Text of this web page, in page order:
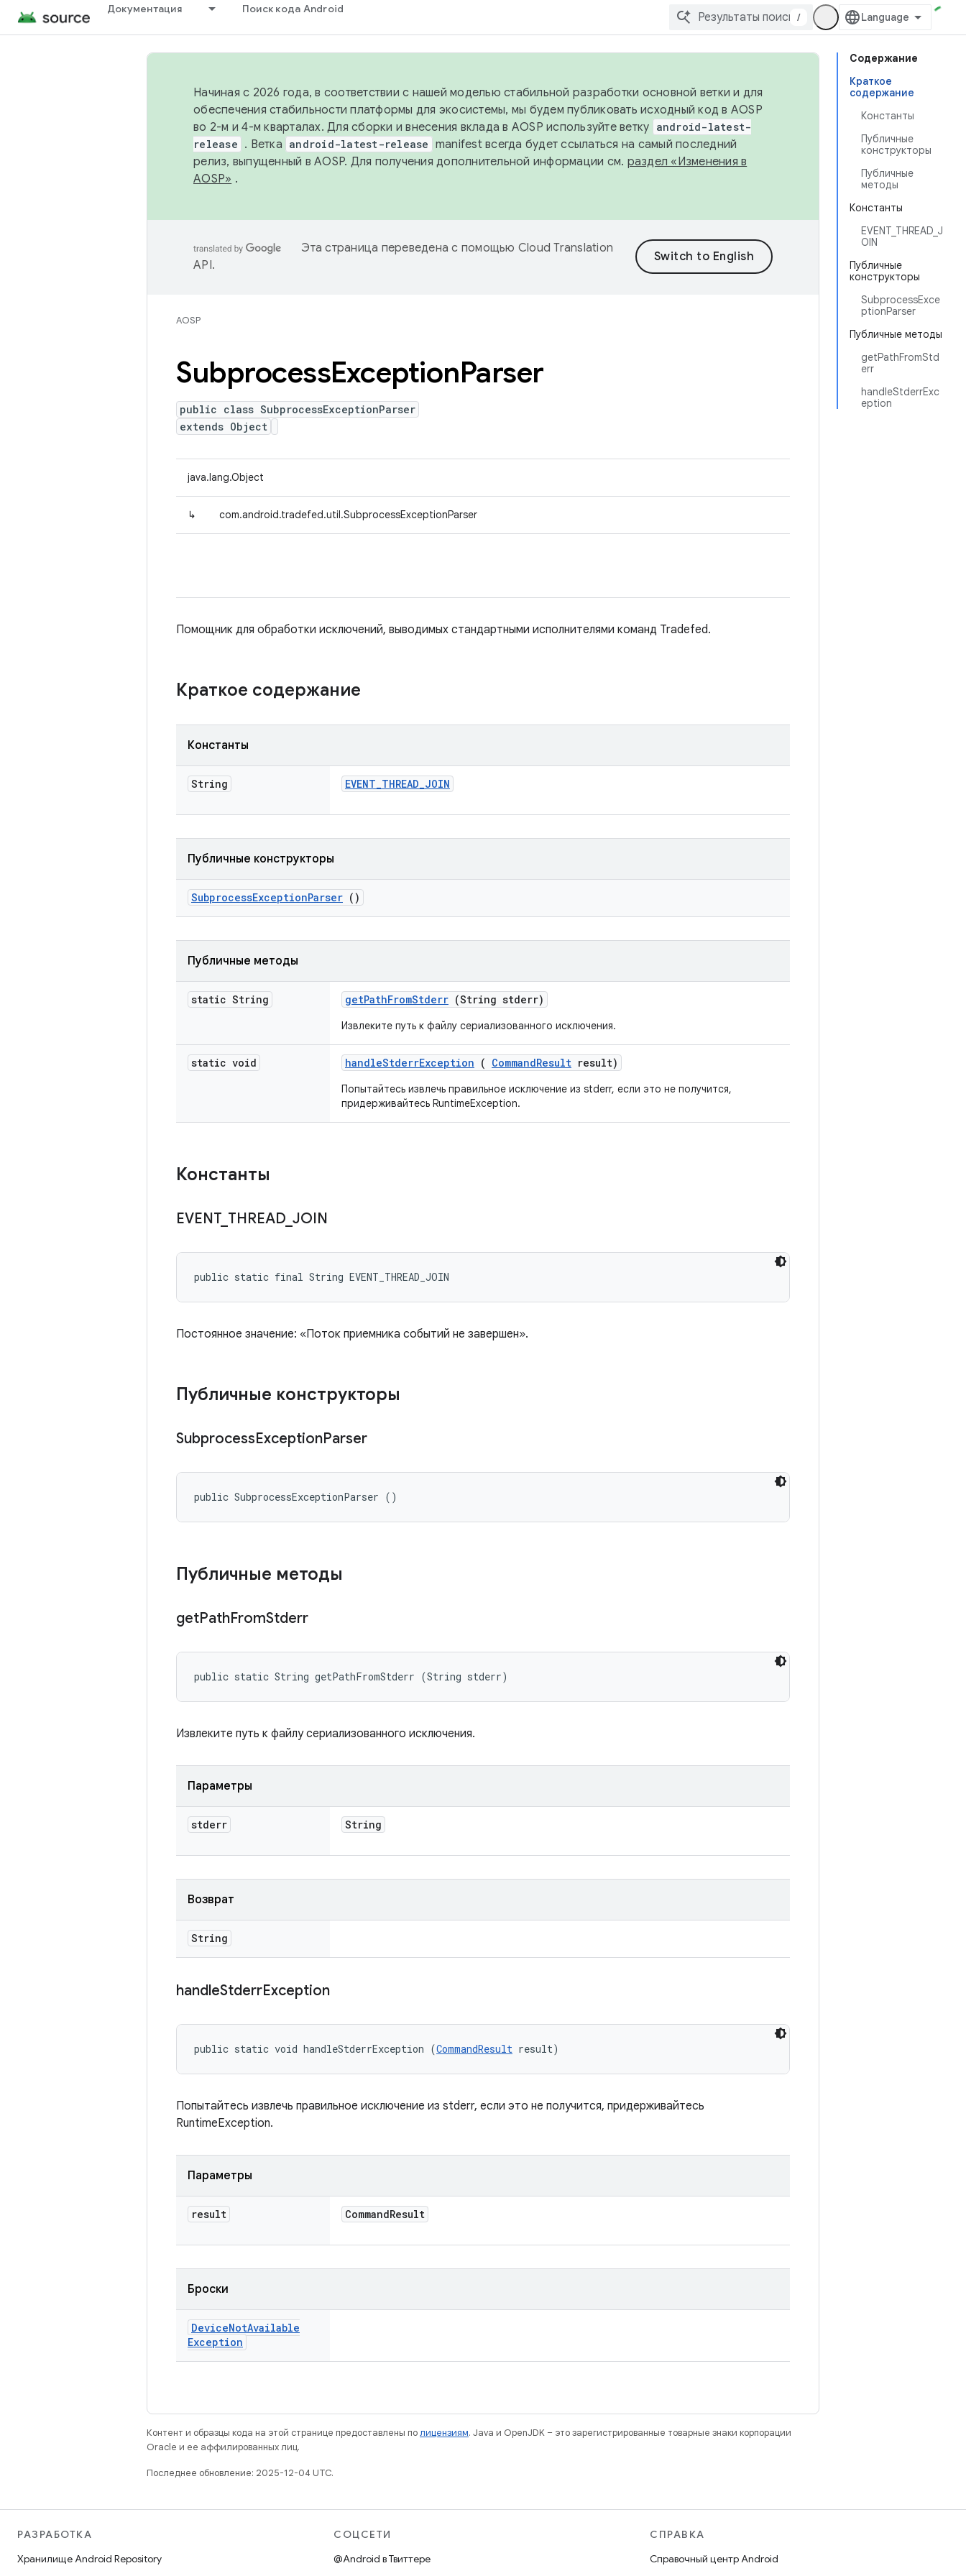
Документация Поиск кода Android
/
Содержание
Краткое
содержание
Константы
Публичные
конструкторы
Публичные
методы
Константы
EVENT_THREAD_J
OIN
Публичные
конструкторы
SubprocessExce
ptionParser
Публичные методы
getPathFromStd
err
handleStderrExc
eption
Начиная с 2026 года, в соответствии с нашей моделью стабильной разработки основной ветки и для
обеспечения стабильности платформы для экосистемы, мы будем публиковать исходный код в AOSP
во 2-м и 4-м кварталах. Для сборки и внесения вклада в AOSP используйте ветку android-latest-
release . Ветка android-latest-release manifest всегда будет ссылаться на самый последний
релиз, выпущенный в AOSP. Для получения дополнительной информации см. раздел «Изменения в
AOSP» .
Эта страница переведена с помощью Cloud Translation
API.
AOSP
SubprocessExceptionParser
public class SubprocessExceptionParser
extends Object
java.lang.Object
↳ com.android.tradefed.util.SubprocessExceptionParser
Помощник для обработки исключений, выводимых стандартными исполнителями команд Tradefed.
Краткое содержание
Константы
String EVENT_THREAD_JOIN
Публичные конструкторы
SubprocessExceptionParser ()
Публичные методы
static String getPathFromStderr (String stderr)
Извлеките путь к файлу сериализованного исключения.
static void handleStderrException ( CommandResult result)
Попытайтесь извлечь правильное исключение из stderr, если это не получится,
придерживайтесь RuntimeException.
Константы
EVENT_ THREAD JOIN
public static final String EVENT_THREAD_JOIN
Постоянное значение: «Поток приемника событий не завершен».
Публичные конструкторы
SubprocessExceptionParser
public SubprocessExceptionParser ()
Публичные методы
getPathFromStderr
public static String getPathFromStderr (String stderr)
Извлеките путь к файлу сериализованного исключения.
Параметры
stderr String
Возврат
String
handleStderrException
public static void handleStderrException (CommandResult result)
Попытайтесь извлечь правильное исключение из stderr, если это не получится, придерживайтесь
RuntimeException.
Параметры
result CommandResult
Броски
DeviceNotAvailable
Exception
Контент и образцы кода на этой странице предоставлены полицензиям. Java и OpenJDK – это зарегистрированные товарные знаки корпорации
Oracle и ее аффилированных лиц.
Последнее обновление: 2025-12-04 UTC.
РАЗРАБОТКА
Хранилище Android Repository
СОЦСЕТИ
@Android в Твиттере
СПРАВКА
Справочный центр Android